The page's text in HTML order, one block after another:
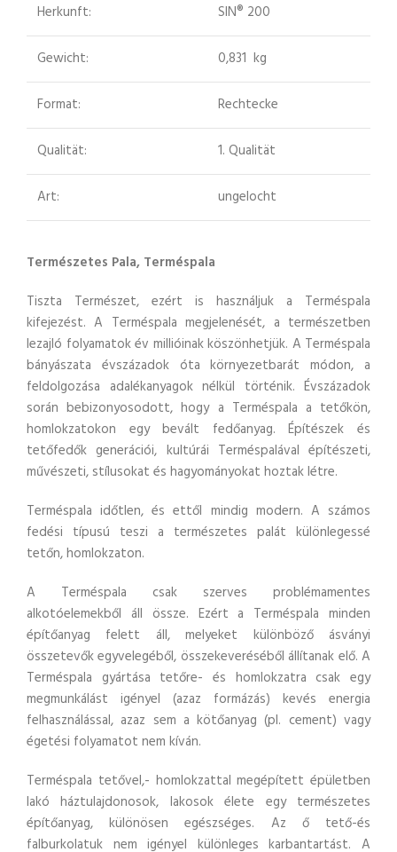
Herkunft: SIN® 200
Gewicht: 0,831 kg
Format: Rechtecke
Qualität: 1. Qualität
Art: ungelocht
Természetes Pala, Terméspala
Tiszta Természet, ezért is használjuk a Terméspala
kifejezést. A Terméspala megjelenését, a természetben
lezajló folyamatok év millióinak köszönhetjük. A Terméspala
bányászata évszázadok óta környezetbarát módon, a
feldolgozása adalékanyagok nélkül történik. Évszázadok
során bebizonyosodott, hogy a Terméspala a tetőkön,
homlokzatokon egy bevált fedőanyag. Építészek és
tetőfedők generációi, kultúrái Terméspalával építészeti,
művészeti, stílusokat és hagyományokat hoztak létre.
Terméspala időtlen, és ettől mindig modern. A számos
fedési típusú teszi a természetes palát különlegessé
tetőn, homlokzaton.
A Terméspala csak szerves problémamentes
alkotóelemekből áll össze. Ezért a Terméspala minden
építőanyag felett áll, melyeket különböző ásványi
összetevők egyvelegéből, összekeveréséből állítanak elő. A
Terméspala gyártása tetőre- és homlokzatra csak egy
megmunkálást igényel (azaz formázás) kevés energia
felhasználással, azaz sem a kötőanyag (pl. cement) vagy
égetési folyamatot nem kíván.
Terméspala tetővel,- homlokzattal megépített épületben
lakó háztulajdonosok, lakosok élete egy természetes
építőanyag, különösen egészséges. Az ő tető-és
falburkolatuk nem igényel különleges karbantartást. A